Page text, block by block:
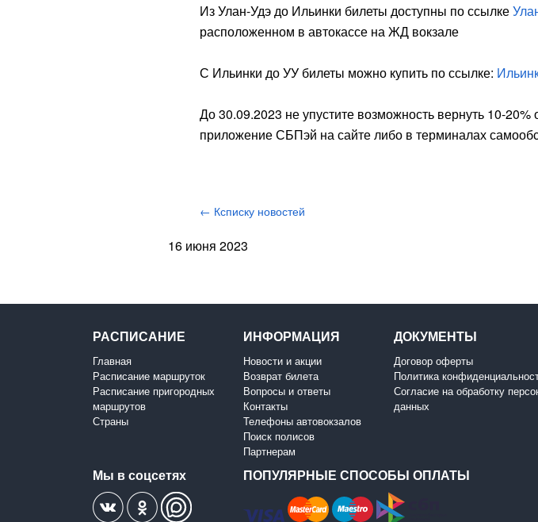
Из Улан-Удэ до Ильинки билеты доступны по ссылке
расположенном в автокассе на ЖД вокзале
С Ильинки до УУ билеты можно купить по ссылке:
До 30.09.2023 не упустите возможность вернуть 10-
приложение СБПэй на сайте либо в терминалах
← Ксписку новостей
16 июня 2023
РАСПИСАНИЕ
Главная
Расписание маршруток
Расписание пригородных
маршрутов
Страны
ИНФОРМАЦИЯ
Новости и акции
Возврат билета
Вопросы и ответы
Контакты
Телефоны автовокзалов
Поиск полисов
Партнерам
ДОКУМЕНТЫ
Договор оферты
Политика
Согласие на обработку
данных
Мы в соцсетях ПОПУЛЯРНЫЕ СПОСОБЫ ОПЛАТЫ